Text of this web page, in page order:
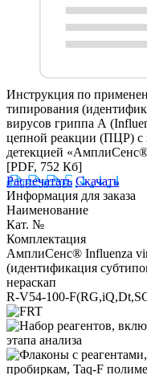
Инструкция по
типирования
вирусов гриппа А
цепной реакции (ПЦР) с
детекцией
[PDF, 752 Кб]
Распечатать Скачать
Информация для заказа
Наименование
Кат. №
Комплектация
АмплиСенс® Influenza
(идентификация
нераскап
R-V54-100-